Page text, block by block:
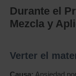
Durante el
Mezcla y
Verter el
Causa: Ansiedad